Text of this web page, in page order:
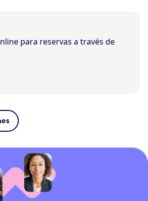
para reservas a través de